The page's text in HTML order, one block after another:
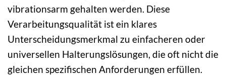
vibrationsarm gehalten werden. Diese
Verarbeitungsqualität ist ein klares
Unterscheidungsmerkmal zu einfacheren oder
universellen Halterungslösungen, die oft nicht die
gleichen spezifischen Anforderungen erfüllen.